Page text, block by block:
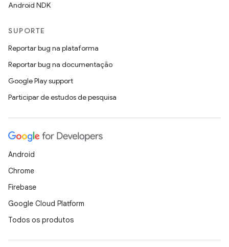
Android NDK
SUPORTE
Reportar bug na plataforma
Reportar bug na documentação
Google Play support
Participar de estudos de pesquisa
Android
Chrome
Firebase
Google Cloud Platform
Todos os produtos